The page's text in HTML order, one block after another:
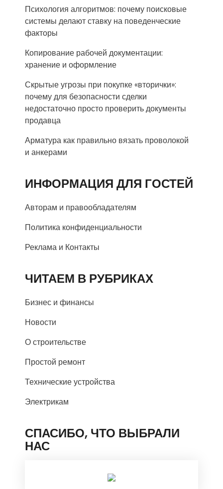
Психология алгоритмов: почему поисковые
системы делают ставку на поведенческие
факторы
Копирование рабочей документации:
хранение и оформление
Скрытые угрозы при покупке «вторички»:
почему для безопасности сделки
недостаточно просто проверить документы
продавца
Арматура как правильно вязать проволокой
и анкерами
ИНФОРМАЦИЯ ДЛЯ ГОСТЕЙ
Авторам и правообладателям
Политика конфиденциальности
Реклама и Контакты
ЧИТАЕМ В РУБРИКАХ
Бизнес и финансы
Новости
О строительстве
Простой ремонт
Технические устройства
Электрикам
СПАСИБО, ЧТО ВЫБРАЛИ
НАС